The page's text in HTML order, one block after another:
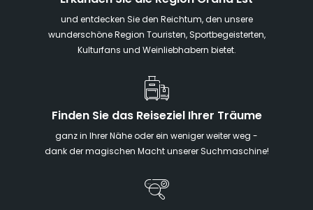
und entdecken Sie den Reichtum, den unsere
wunderschöne Region Touristen, Sportbegeisterten,
Kulturfans und Weinliebhabern bietet.
Finden Sie das Reiseziel Ihrer Träume
ganz in Ihrer Nähe oder ein weniger weiter weg -
dank der magischen Macht unserer Suchmaschine!